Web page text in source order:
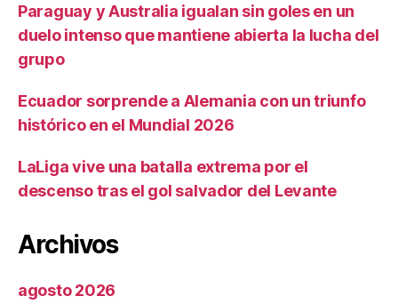
Paraguay y Australia igualan sin goles en un
duelo intenso que mantiene abierta la lucha del
grupo
Ecuador sorprende a Alemania con un triunfo
histórico en el Mundial 2026
LaLiga vive una batalla extrema por el
descenso tras el gol salvador del Levante
Archivos
agosto 2026